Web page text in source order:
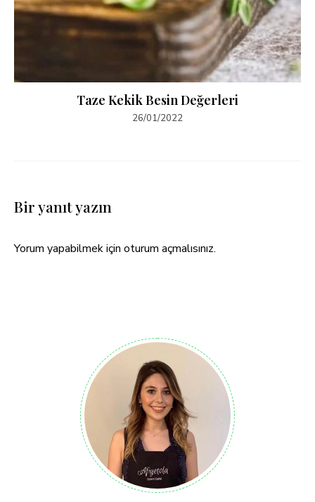
Taze Kekik Besin Değerleri
26/01/2022
Bir yanıt yazın
Yorum yapabilmek için oturum açmalısınız.